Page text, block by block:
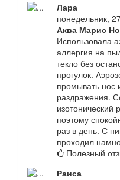
Лара
понедельник,
Аква Марис
Использовала
аллергия на
текло без
прогулок.
промывать нос
раздражения.
изотонический
поэтому
раз в день. С
проходил
Полезный
Раиса